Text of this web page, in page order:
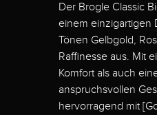
Der Brogle Classic
einem einzigartigen
Tönen Gelbgold,
Raffinesse aus. Mit
Komfort als auch
anspruchsvollen
hervorragend mit